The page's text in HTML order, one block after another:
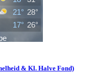
& Kl. Halve Fond)